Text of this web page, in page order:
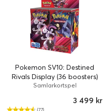
Pokemon SV10: Destined
Rivals Display (36 boosters)
Samlarkortspel
(77)
3 499 kr